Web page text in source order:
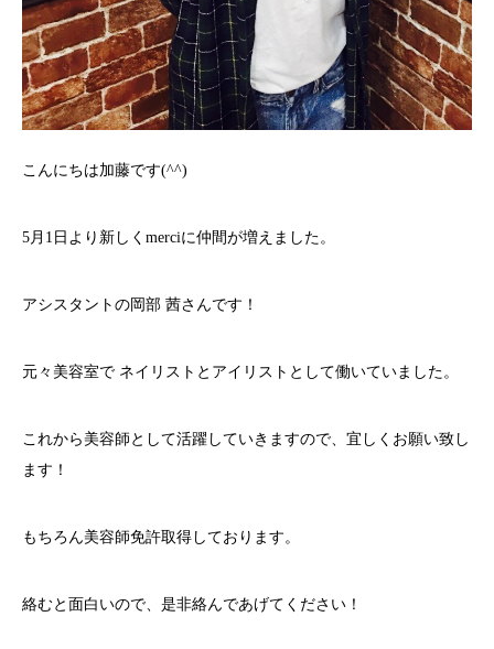
こんにちは加藤です(^^)
5月1日より新しくmerciに仲間が増えました。
アシスタントの岡部 茜さんです！
元々美容室で ネイリストとアイリストとして働いていました。
これから美容師として活躍していきますので、宜しくお願い致し
ます！
もちろん美容師免許取得しております。
絡むと面白いので、是非絡んであげてください！